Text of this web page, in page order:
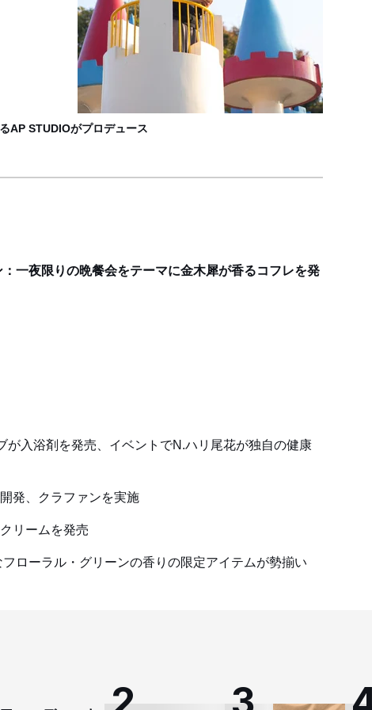
AP STUDIOがプロデュース
：一夜限りの晩餐会をテーマに金木犀が香るコフレを発
が入浴剤を発売、イベントでN.ハリ尾花が独自の健康
発、クラファンを実施
リームを発売
ローラル・グリーンの香りの限定アイテムが勢揃い